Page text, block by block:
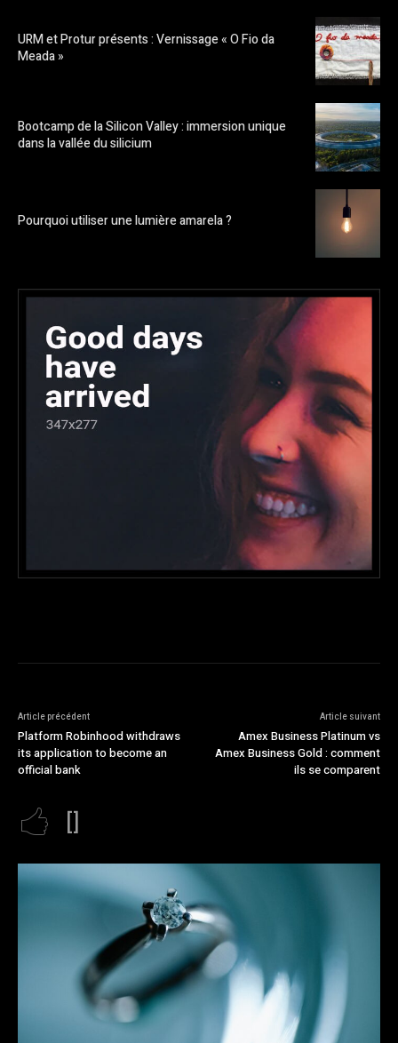
URM et Protur présents : Vernissage « O Fio da
Meada »
Bootcamp de la Silicon Valley : immersion unique
dans la vallée du silicium
Pourquoi utiliser une lumière amarela ?
Article précédent
Platform Robinhood withdraws
its application to become an
official bank
Article suivant
Amex Business Platinum vs
Amex Business Gold : comment
ils se comparent
[]